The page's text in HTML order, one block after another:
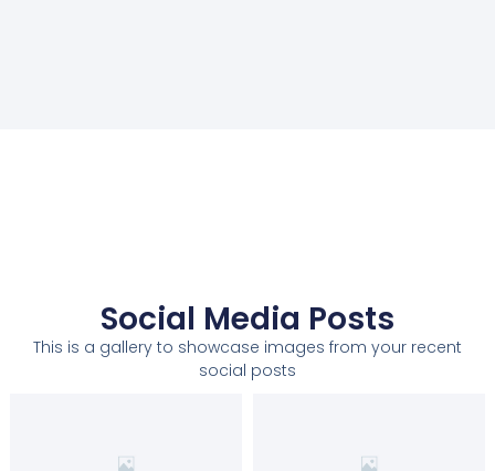
Social Media Posts
This is a gallery to showcase images from your recent
social posts